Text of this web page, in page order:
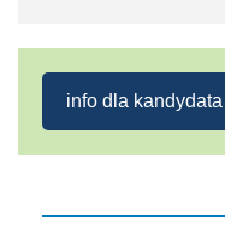
info dla kandydata